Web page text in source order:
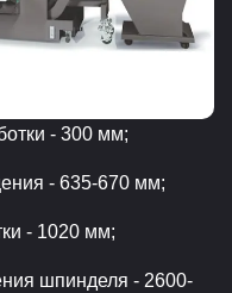
- 300 мм;
- 635-670 мм;
- 1020 мм;
шпинделя - 2600-